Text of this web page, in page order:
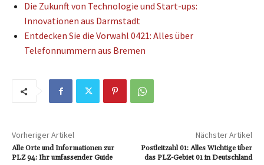
Die Zukunft von Technologie und Start-ups:
Innovationen aus Darmstadt
Entdecken Sie die Vorwahl 0421: Alles über
Telefonnummern aus Bremen
Vorheriger Artikel
Alle Orte und Informationen zur
PLZ 94: Ihr umfassender Guide
Nächster Artikel
Postleitzahl 01: Alles Wichtige über
das PLZ-Gebiet 01 in Deutschland